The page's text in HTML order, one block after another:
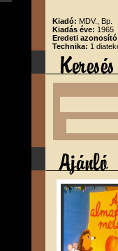
Kiadó: MDV., Bp.
Kiadás éve: 1965
Eredeti
Technika: 1